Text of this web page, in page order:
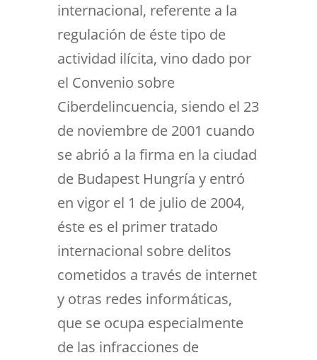
internacional, referente a la
regulación de éste tipo de
actividad ilícita, vino dado por
el Convenio sobre
Ciberdelincuencia, siendo el 23
de noviembre de 2001 cuando
se abrió a la firma en la ciudad
de Budapest Hungría y entró
en vigor el 1 de julio de 2004,
éste es el primer tratado
internacional sobre delitos
cometidos a través de internet
y otras redes informáticas,
que se ocupa especialmente
de las infracciones de